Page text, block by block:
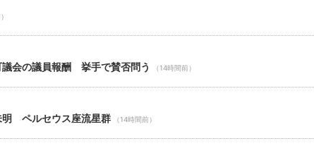
会の議員報酬 挙手で賛否問う （14時間前）
ペルセウス座流星群 （14時間前）